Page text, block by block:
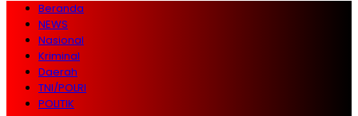
Beranda
NEWS
Nasional
Kriminal
Daerah
TNI/POLRI
POLITIK